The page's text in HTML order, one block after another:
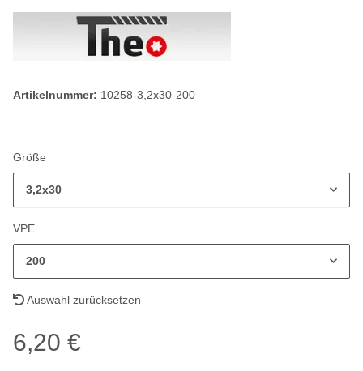
Artikelnummer: 10258-3,2x30-200
Größe
3,2x30
VPE
200
Auswahl zurücksetzen
6,20 €